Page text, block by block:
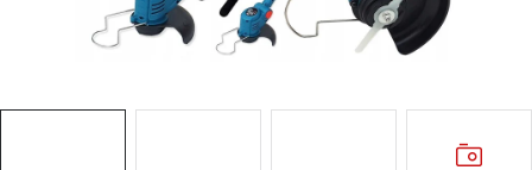
Ochranné pomůcky